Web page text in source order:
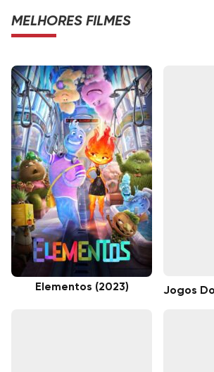
MELHORES FILMES
Elementos (2023) Jogos